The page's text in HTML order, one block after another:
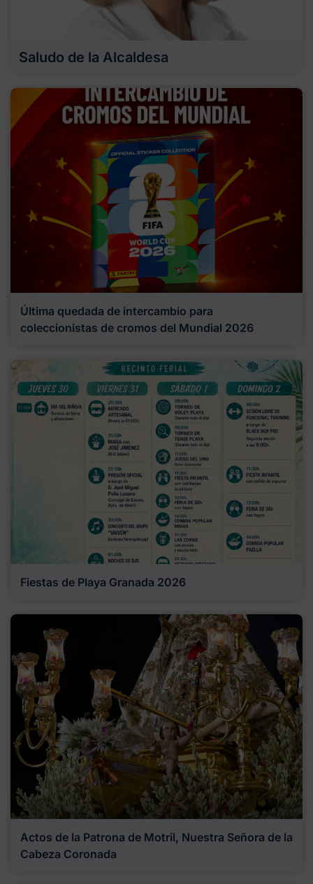
Saludo de la Alcaldesa
Última quedada de intercambio para
coleccionistas de cromos del Mundial 2026
Fiestas de Playa Granada 2026
Actos de la Patrona de Motril, Nuestra Señora de la
Cabeza Coronada